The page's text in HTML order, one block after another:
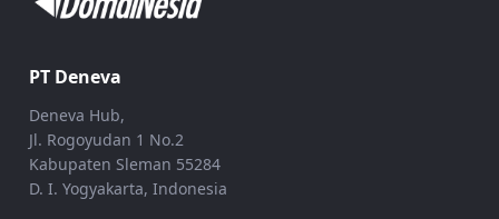
PT Deneva
Deneva Hub,
Jl. Rogoyudan 1 No.2
Kabupaten Sleman 55284
D. I. Yogyakarta, Indonesia